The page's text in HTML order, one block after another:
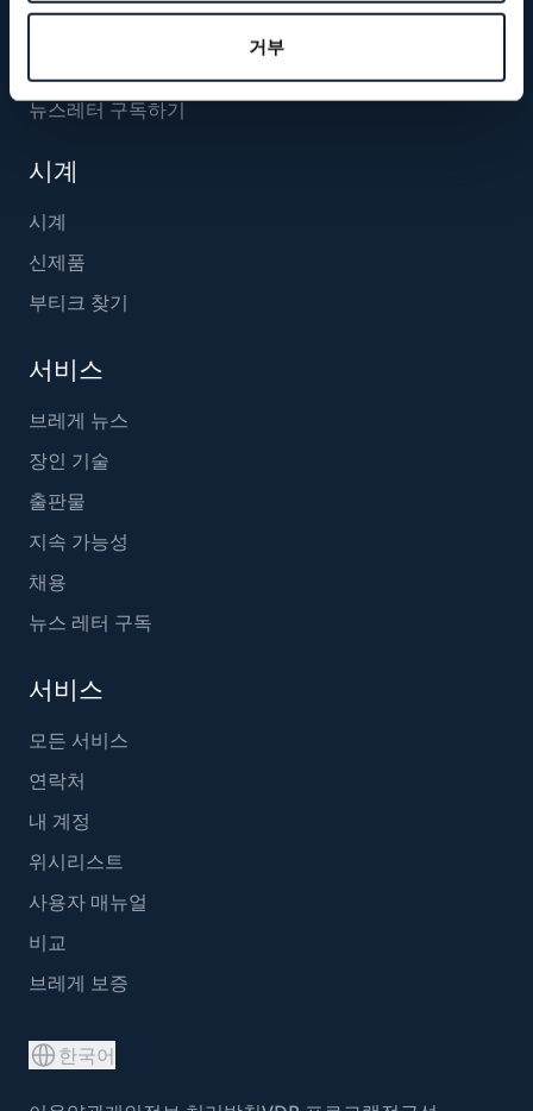
거부
뉴스레터 구독하기
시계
시계
신제품
부티크 찾기
서비스
브레게 뉴스
장인 기술
출판물
지속 가능성
채용
뉴스 레터 구독
서비스
모든 서비스
연락처
내 계정
위시리스트
사용자 매뉴얼
비교
브레게 보증
한국어